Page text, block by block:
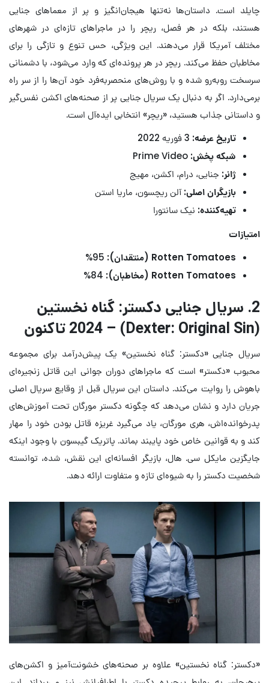
چایلد است. داستان‌ها نه‌تنها هیجان‌انگیز و پر از معماهای جنایی
هستند، بلکه در هر فصل، ریچر را در ماجراهای تازه‌ای در شهرهای
مختلف آمریکا قرار می‌دهند. این ویژگی، حس تنوع و تازگی را برای
مخاطبان حفظ می‌کند. ریچر در هر پرونده‌ای که وارد می‌شود، با دشمنانی
سرسخت روبه‌رو شده و با روش‌های منحصربه‌فرد خود آن‌ها را از سر راه
برمی‌دارد. اگر به دنبال یک سریال جنایی پر از صحنه‌های اکشن نفس‌گیر
و داستانی جذاب هستید، «ریچر» انتخابی ایده‌آل است.
تاریخ عرضه:
شبکه پخش:
ژانر: جنایی، درام، اکشن، مهیج
بازیگران اصلی:آلن ریچسون، ماریا استن
تهیه‌کننده: نیک سانتورا
امتیازات
Rotten Tomatoes (منتقدان):
Rotten Tomatoes (مخاطبان):
2. سریال جنایی دکستر: گناه نخستین
(Dexter: Original Sin) – 2024 تاکنون
سریال جنایی «دکستر: گناه نخستین» یک پیش‌درآمد برای مجموعه
محبوب «دکستر» است که ماجراهای دوران جوانی این قاتل زنجیره‌ای
باهوش را روایت می‌کند. داستان این سریال قبل از وقایع سریال اصلی
جریان دارد و نشان می‌دهد که چگونه دکستر مورگان تحت آموزش‌های
پدرخوانده‌اش، هری مورگان، یاد می‌گیرد غریزه قاتل بودن خود را مهار
کند و به قوانین خاص خود پایبند بماند. پاتریک گیبسون با وجود اینکه
جایگزین مایکل سی. هال، بازیگر افسانه‌ای این نقش، شده، توانسته
شخصیت دکستر را به شیوه‌ای تازه و متفاوت ارائه دهد.
«دکستر: گناه نخستین» علاوه بر صحنه‌های خشونت‌آمیز و اکشن‌های